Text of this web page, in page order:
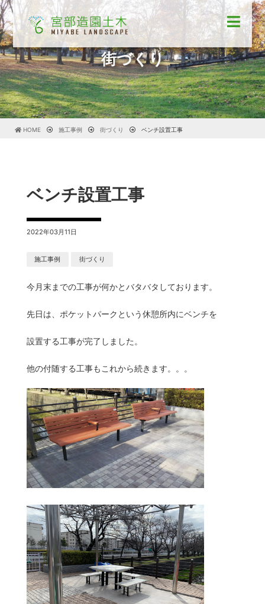
街づくり
HOME 施工事例 街づくり ベンチ設置工事
ベンチ設置工事
2022年03月11日
施工事例 街づくり
今月末までの工事が何かとバタバタしております。
先日は、ポケットパークという休憩所内にベンチを
設置する工事が完了しました。
他の付随する工事もこれから続きます。。。